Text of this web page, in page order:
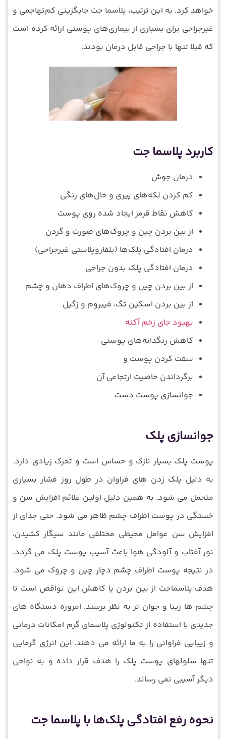
خواهد کرد. به این ترتیب، پلاسما جت جایگزینی کم‌تهاجمی و
غیرجراحی برای بسیاری از بیماری‌های پوستی ارائه کرده است
که قبلا تنها با جراحی قابل درمان بودند.
کاربرد پلاسما جت
درمان جوش
کم کردن لکه‌های پیری و خال‌های رنگی
کاهش نقاط قرمز ایجاد شده روی پوست
از بین بردن چین و چروک‌های صورت و گردن
درمان افتادگی پلک‌ها (بلفاروپلاستی غیرجراحی)
درمان افتادگی پلک بدون جراحی
از بین بردن چین و چروک‌های اطراف دهان و چشم
از بین بردن اسکین تگ، فیبروم و زگیل
بهبود جای زخم آکنه
کاهش رنگدانه‌های پوستی
سفت کردن پوست و
برگرداندن خاصیت ارتجاعی آن
جوانسازی پوست دست
جوانسازی پلک
پوست پلک بسیار نازک و حساس است و تحرک زیادی دارد.
به دلیل پلک زدن ‏های فراوان در طول روز فشار بسیاری
متحمل می‏ شود. به همین دلیل اولین علائم افزایش سن و
خستگی در پوست اطراف چشم ظاهر می ‏شود. حتی جدای از
افزایش سن عوامل محیطی مختلفی مانند سیگار کشیدن،
نور آفتاب و آلودگی هوا باعث آسیب پوست پلک می‏ گردد.
در نتیجه پوست اطراف چشم دچار چین‏ و چروک می‏ شود.
هدف پلاسماجت از بین بردن یا کاهش این نواقص است تا
چشم ها زیبا و جوان تر به نظر برسند. امروزه دستگاه ‏های
جدیدی با استفاده از تکنولوژی پلاسمای گرم امکانات درمانی
و زیبایی فراوانی را به ما ارائه می‏ دهند. این انرژی گرمایی
تنها سلول‏های پوست پلک را هدف قرار داده و به نواحی
دیگر آسیبی نمی‏ رساند.
نحوه رفع افتادگی پلک‌ها با پلاسما جت